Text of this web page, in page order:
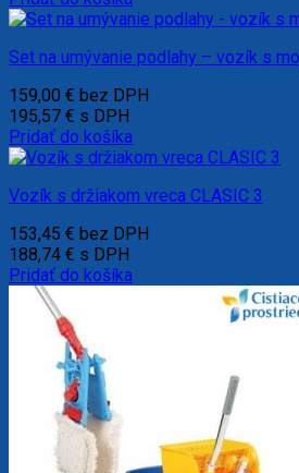
Set na umývanie podlahy – vozík s
159,00 € bez DPH
195,57 € s DPH
Pridať do košíka
Vozík s držiakom vreca CLASIC 3
153,45 € bez DPH
188,74 € s DPH
Pridať do košíka